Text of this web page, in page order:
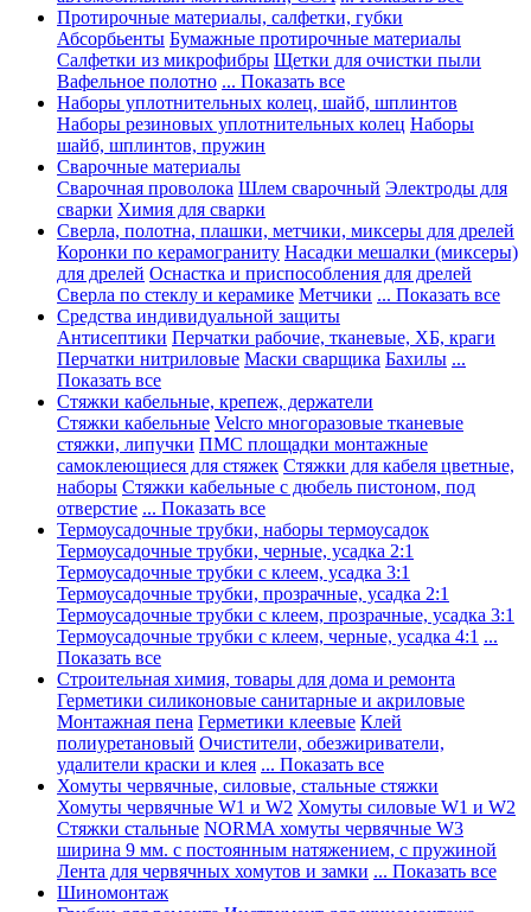
Протирочные материалы, салфетки, губки
Абсорбьенты Бумажные протирочные материалы
Салфетки из микрофибры Щетки для очистки пыли
Вафельное полотно ... Показать все
Наборы уплотнительных колец, шайб, шплинтов
Наборы резиновых уплотнительных колец Наборы
шайб, шплинтов, пружин
Сварочные материалы
Сварочная проволока Шлем сварочный Электроды для
сварки Химия для сварки
Сверла, полотна, плашки, метчики, миксеры для дрелей
Коронки по керамограниту Насадки мешалки (миксеры)
для дрелей Оснастка и приспособления для дрелей
Сверла по стеклу и керамике Метчики ... Показать все
Средства индивидуальной защиты
Антисептики Перчатки рабочие, тканевые, ХБ, краги
Перчатки нитриловые Маски сварщика Бахилы ...
Показать все
Стяжки кабельные, крепеж, держатели
Стяжки кабельные Velcro многоразовые тканевые
стяжки, липучки ПМС площадки монтажные
самоклеющиеся для стяжек Стяжки для кабеля цветные,
наборы Стяжки кабельные с дюбель пистоном, под
отверстие ... Показать все
Термоусадочные трубки, наборы термоусадок
Термоусадочные трубки, черные, усадка 2:1
Термоусадочные трубки с клеем, усадка 3:1
Термоусадочные трубки, прозрачные, усадка 2:1
Термоусадочные трубки с клеем, прозрачные, усадка 3:1
Термоусадочные трубки с клеем, черные, усадка 4:1 ...
Показать все
Строительная химия, товары для дома и ремонта
Герметики силиконовые санитарные и акриловые
Монтажная пена Герметики клеевые Клей
полиуретановый Очистители, обезжириватели,
удалители краски и клея ... Показать все
Хомуты червячные, силовые, стальные стяжки
Хомуты червячные W1 и W2 Хомуты силовые W1 и W2
Стяжки стальные NORMA хомуты червячные W3
ширина 9 мм. с постоянным натяжением, с пружиной
Лента для червячных хомутов и замки ... Показать все
Шиномонтаж